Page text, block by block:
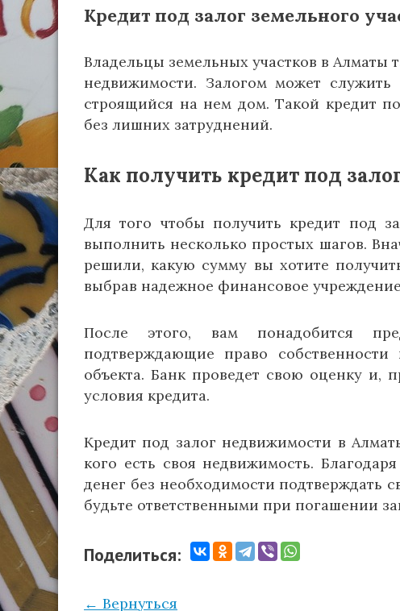
Кредит под залог земельного
Владельцы земельных участков в Алматы
недвижимости. Залогом может служить
строящийся на нем дом. Такой кредит
без лишних затруднений.
Как получить кредит под
Для того чтобы получить кредит под
выполнить несколько простых шагов.
решили, какую сумму вы хотите
выбрав надежное финансовое
После этого, вам понадобится
подтверждающие право
объекта. Банк проведет свою оценку и,
условия кредита.
Кредит под залог недвижимости в
кого есть своя недвижимость.
денег без необходимости подтверждать
будьте ответственными при погашении
Поделиться:
← Вернуться